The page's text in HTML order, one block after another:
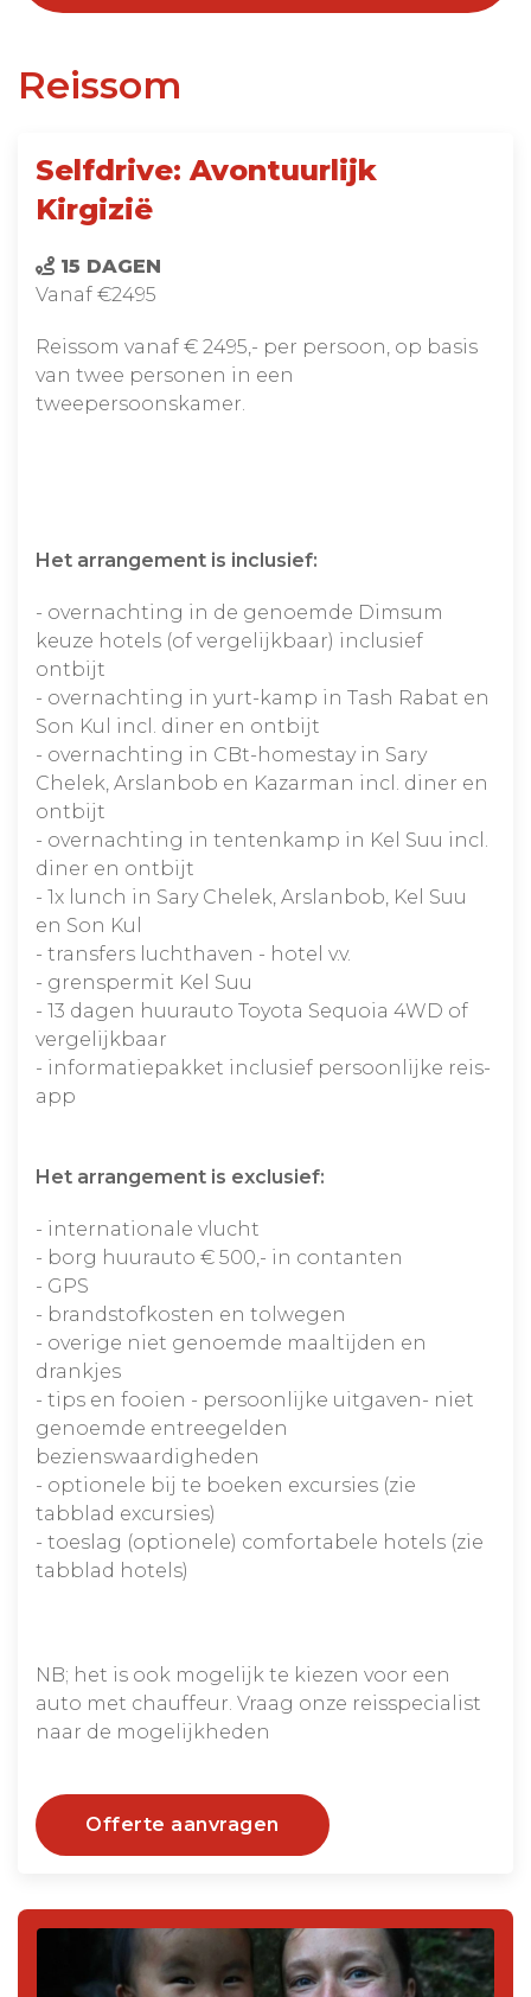
Reissom
Selfdrive: Avontuurlijk
Kirgizië
15 DAGEN
Vanaf €2495
Reissom vanaf € 2495,- per persoon, op basis
van twee personen in een
tweepersoonskamer.
Het arrangement is inclusief:
- overnachting in de genoemde Dimsum
keuze hotels (of vergelijkbaar) inclusief
ontbijt
- overnachting in yurt-kamp in Tash Rabat en
Son Kul incl. diner en ontbijt
- overnachting in CBt-homestay in Sary
Chelek, Arslanbob en Kazarman incl. diner en
ontbijt
- overnachting in tentenkamp in Kel Suu incl.
diner en ontbijt
- 1x lunch in Sary Chelek, Arslanbob, Kel Suu
en Son Kul
- transfers luchthaven - hotel v.v.
- grenspermit Kel Suu
- 13 dagen huurauto Toyota Sequoia 4WD of
vergelijkbaar
- informatiepakket inclusief persoonlijke reis-
app
Het arrangement is exclusief:
- internationale vlucht
- borg huurauto € 500,- in contanten
- GPS
- brandstofkosten en tolwegen
- overige niet genoemde maaltijden en
drankjes
- tips en fooien - persoonlijke uitgaven- niet
genoemde entreegelden
bezienswaardigheden
- optionele bij te boeken excursies (zie
tabblad excursies)
- toeslag (optionele) comfortabele hotels (zie
tabblad hotels)
NB; het is ook mogelijk te kiezen voor een
auto met chauffeur. Vraag onze reisspecialist
naar de mogelijkheden
Offerte aanvragen